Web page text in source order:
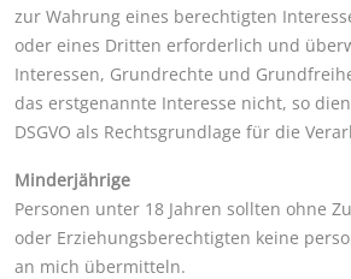
zur Wahrung eines berechtigten
oder eines Dritten erforderlich und
Interessen, Grundrechte und
das erstgenannte Interesse nicht, so
DSGVO als Rechtsgrundlage für die
Minderjährige
Personen unter 18 Jahren sollten ohne
oder Erziehungsberechtigten keine
an mich übermitteln.